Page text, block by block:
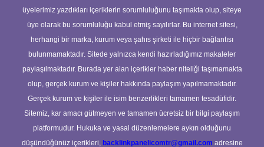
üyelerimiz yazdıkları içeriklerin sorumluluğunu taşımakta olup, siteye
üye olarak bu sorumluluğu kabul etmiş sayılırlar. Bu internet sitesi,
herhangi bir marka, kurum veya şahıs şirketi ile hiçbir bağlantısı
bulunmamaktadır. Sitede yalnızca kendi hazırladığımız makaleler
paylaşılmaktadır. Burada yer alan içerikler haber niteliği taşımamakta
olup, gerçek kurum ve kişiler hakkında paylaşım yapılmamaktadır.
Gerçek kurum ve kişiler ile isim benzerlikleri tamamen tesadüfidir.
Sitemiz, kar amacı gütmeyen ve tamamen ücretsiz bir bilgi paylaşım
platformudur. Hukuka ve yasal düzenlemelere aykırı olduğunu
düşündüğünüz içerikleri, backlinkpanelicomtr@gmail.com adresine